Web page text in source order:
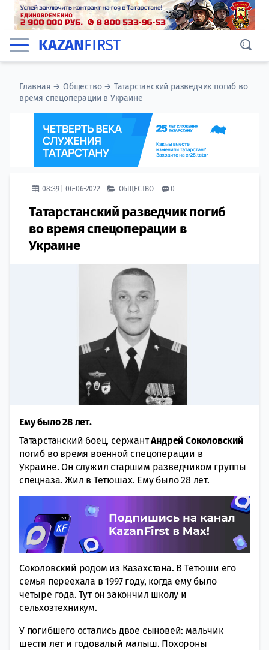
KAZANFIRST
Главная →Общество→ ​Татарстанский разведчик погиб во
время спецоперации в Украине
08:39 | 06-06-2022 ОБЩЕСТВО 0
​Татарстанский разведчик погиб
во время спецоперации в
Украине
Ему было 28 лет.
Татарстанский боец, сержантАндрей Соколовский
погиб во время военной спецоперации в
Украине. Он служил старшим разведчиком группы
спецназа. Жил в Тетюшах. Ему было 28 лет.
Соколовский родом из Казахстана. В Тетюши его
семья переехала в 1997 году, когда ему было
четыре года. Тут он закончил школу и
сельхозтехникум.
У погибшего остались двое сыновей: мальчик
шести лет и годовалый малыш. Похороны